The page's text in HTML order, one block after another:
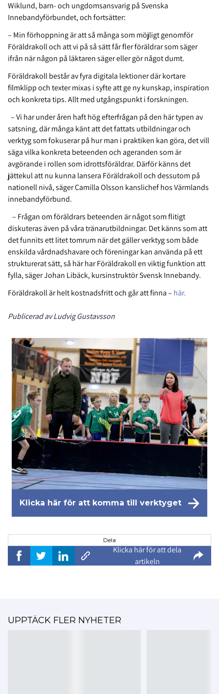
Wiklund, barn- och ungdomsansvarig på Svenska
Innebandyförbundet, och fortsätter:
– Min förhoppning är att så många som möjligt genomför
Föräldrakoll och att vi på så sätt får fler föräldrar som säger
ifrån när någon på läktaren säger eller gör något dumt.
Föräldrakoll består av fyra digitala lektioner där kortare
filmklipp och texter mixas i syfte att ge ny kunskap, inspiration
och konkreta tips. Allt med utgångspunkt i forskningen.
– Vi har under åren haft hög efterfrågan på den här typen av
satsning, där många känt att det fattats utbildningar och
verktyg som fokuserar på hur man i praktiken kan göra, det vill
säga vilka konkreta beteenden och ageranden som är
avgörande i rollen som idrottsföräldrar. Därför känns det
jättekul att nu kunna lansera Föräldrakoll och dessutom på
nationell nivå, säger Camilla Olsson kanslichef hos Värmlands
innebandyförbund.
– Frågan om föräldrars beteenden är något som flitigt
diskuteras även på våra tränarutbildningar. Det känns som att
det funnits ett litet tomrum när det gäller verktyg som både
enskilda vårdnadshavare och föreningar kan använda på ett
strukturerat sätt, så här har Föräldrakoll en viktig funktion att
fylla, säger Johan Libäck, kursinstruktör Svensk Innebandy.
Föräldrakoll är helt kostnadsfritt och går att finna – här.
Publicerad av Ludvig Gustavsson
Klicka här för att komma till verktyget
Dela
Klicka här för att dela
artikeln
UPPTÄCK FLER NYHETER